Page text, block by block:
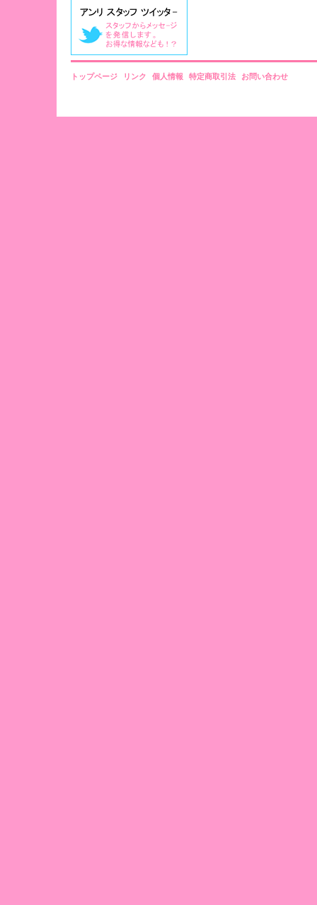
トップページ リンク 個人情報 特定商取引法 お問い合わせ